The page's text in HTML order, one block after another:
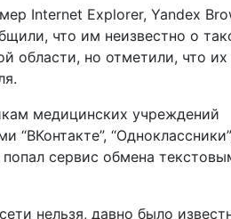
Internet Explorer, Yandex
что им неизвестно о
области, но отметили, что их
медицинских учреждений
“ВКонтакте”,
сервис обмена
нельзя, давно было